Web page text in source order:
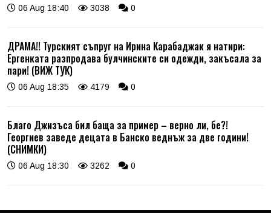
06 Aug 18:40 3038 0
ДРАМА!! Турският съпруг на Ирина Карабаджак я натири:
Ергенката разпродава булчинските си одежди, закъсала за
пари! (ВИЖ ТУК)
06 Aug 18:35 4179 0
Благо Джизъса бил баща за пример – верно ли, бе?!
Георгиев заведе децата в Банско веднъж за две години!
(СНИМКИ)
06 Aug 18:30 3262 0